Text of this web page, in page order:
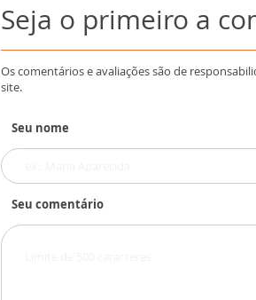
Seja o primeiro a
Os comentários e avaliações são de
site.
Seu nome
Seu comentário